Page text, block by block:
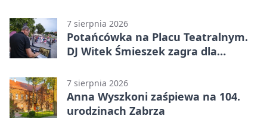
Federico dał zabrzanom zwycięstwo
7 sierpnia 2026
Potańcówka na Placu Teatralnym.
DJ Witek Śmieszek zagra dla
7 sierpnia 2026
Anna Wyszkoni zaśpiewa na 104.
urodzinach Zabrza